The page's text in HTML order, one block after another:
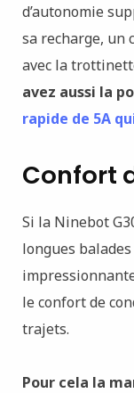
d’autonomie
sa recharge, un
avec la
avez aussi la
rapide de 5A
Confort
Si la Ninebot
longues
le confort de
trajets.
Pour cela la